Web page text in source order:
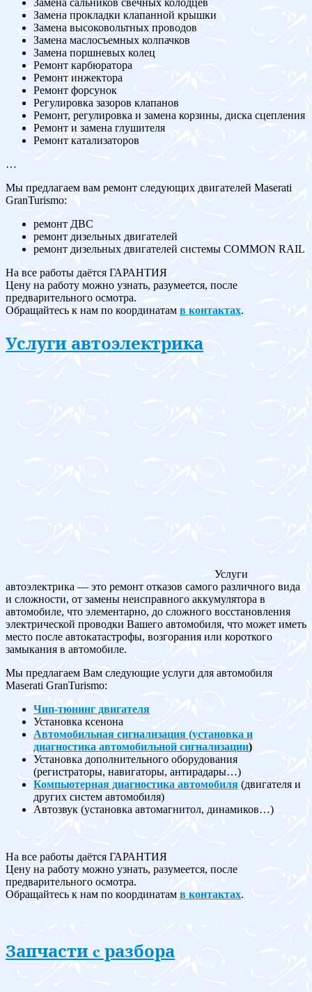
Замена сальников свечных колодцев
Замена прокладки клапанной крышки
Замена высоковольтных проводов
Замена маслосъемных колпачков
Замена поршневых колец
Ремонт карбюратора
Ремонт инжектора
Ремонт форсунок
Регулировка зазоров клапанов
Ремонт, регулировка и замена корзины, диска сцепления
Ремонт и замена глушителя
Ремонт катализаторов
…
Мы предлагаем вам ремонт следующих двигателей Maserati
GranTurismo:
ремонт ДВС
ремонт дизельных двигателей
ремонт дизельных двигателей системы COMMON RAIL
На все работы даётся ГАРАНТИЯ
Цену на работу можно узнать, разумеется, после
предварительного осмотра.
Обращайтесь к нам по координатам в контактах.
Услуги автоэлектрика
Услуги
автоэлектрика — это ремонт отказов самого различного вида
и сложности, от замены неисправного аккумулятора в
автомобиле, что элементарно, до сложного восстановления
электрической проводки Вашего автомобиля, что может иметь
место после автокатастрофы, возгорания или короткого
замыкания в автомобиле.
Мы предлагаем Вам следующие услуги для автомобиля
Maserati GranTurismo:
Чип-тюнинг двигателя
Установка ксенона
Автомобильная сигнализация (установка и
диагностика автомобильной сигнализации)
Установка дополнительного оборудования
(регистраторы, навигаторы, антирадары…)
Компьютерная диагностика автомобиля (двигателя и
других систем автомобиля)
Автозвук (установка автомагнитол, динамиков…)
На все работы даётся ГАРАНТИЯ
Цену на работу можно узнать, разумеется, после
предварительного осмотра.
Обращайтесь к нам по координатам в контактах.
Запчасти c разбора